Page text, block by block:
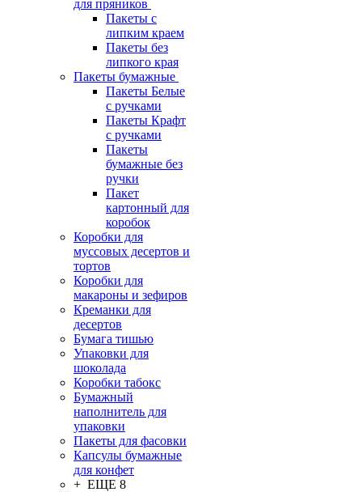
для пряников
Пакеты с
липким краем
Пакеты без
липкого края
Пакеты бумажные
Пакеты Белые
с ручками
Пакеты Крафт
с ручками
Пакеты
бумажные без
ручки
Пакет
картонный для
коробок
Коробки для
муссовых десертов и
тортов
Коробки для
макароны и зефиров
Креманки для
десертов
Бумага тишью
Упаковки для
шоколада
Коробки табокс
Бумажный
наполнитель для
упаковки
Пакеты для фасовки
Капсулы бумажные
для конфет
+ ЕЩЕ 8